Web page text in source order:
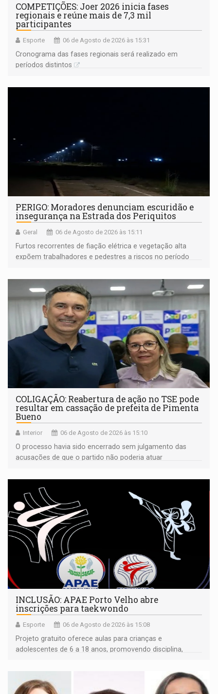
COMPETIÇÕES: Joer 2026 inicia fases
regionais e reúne mais de 7,3 mil
participantes
Esporte 06 de Agosto de 2026 às 15:31
Cronograma das fases regionais será realizado em
períodos distintos
PERIGO: Moradores denunciam escuridão e
insegurança na Estrada dos Periquitos
Geral 06 de Agosto de 2026 às 15:11
Furtos recorrentes de fiação elétrica e vegetação alta
expõem trabalhadores e pedestres a riscos no período
COLIGAÇÃO: Reabertura de ação no TSE pode
resultar em cassação de prefeita de Pimenta
Bueno
Interior 06 de Agosto de 2026 às 15:10
O processo havia sido encerrado sem julgamento das
acusações de que o partido não poderia atuar
INCLUSÃO: APAE Porto Velho abre
inscrições para taekwondo
Esporte 06 de Agosto de 2026 às 15:08
Projeto gratuito oferece aulas para crianças e
adolescentes de 6 a 18 anos, promovendo disciplina,